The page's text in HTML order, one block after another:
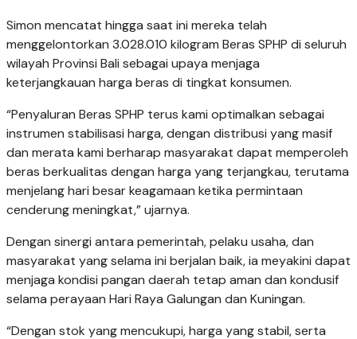
Simon mencatat hingga saat ini mereka telah
menggelontorkan 3.028.010 kilogram Beras SPHP di seluruh
wilayah Provinsi Bali sebagai upaya menjaga
keterjangkauan harga beras di tingkat konsumen.
“Penyaluran Beras SPHP terus kami optimalkan sebagai
instrumen stabilisasi harga, dengan distribusi yang masif
dan merata kami berharap masyarakat dapat memperoleh
beras berkualitas dengan harga yang terjangkau, terutama
menjelang hari besar keagamaan ketika permintaan
cenderung meningkat,” ujarnya.
Dengan sinergi antara pemerintah, pelaku usaha, dan
masyarakat yang selama ini berjalan baik, ia meyakini dapat
menjaga kondisi pangan daerah tetap aman dan kondusif
selama perayaan Hari Raya Galungan dan Kuningan.
“Dengan stok yang mencukupi, harga yang stabil, serta